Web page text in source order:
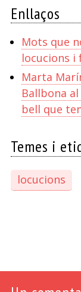
Enllaços
Mots que
locucions i
Marta
Ballbona
bell que
Temes i
locucions